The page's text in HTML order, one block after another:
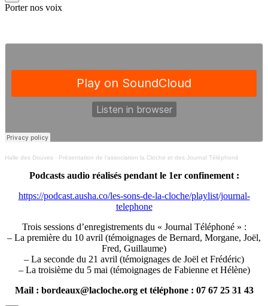
Porter nos voix
Halle des Douves · Présentation de l’association la Cloche et des Journal Téléphoné
Podcasts audio réalisés pendant le 1er confinement :
https://podcast.ausha.co/les-sons-de-la-cloche/playlist/journal-
telephone
Trois sessions d’enregistrements du « Journal Téléphoné » :
– La première du 10 avril (témoignages de Bernard, Morgane, Joël,
Fred, Guillaume)
– La seconde du 21 avril (témoignages de Joël et Frédéric)
– La troisième du 5 mai (témoignages de Fabienne et Hélène)
Mail : bordeaux@lacloche.org et téléphone : 07 67 25 31 43